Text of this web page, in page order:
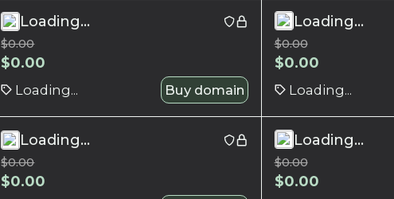
Loading...
$0.00
$0.00
Loading... Buy domain
Loading...
$0.00
$0.00
Loading...
Loading...
$0.00
$0.00
Loading...
$0.00
$0.00